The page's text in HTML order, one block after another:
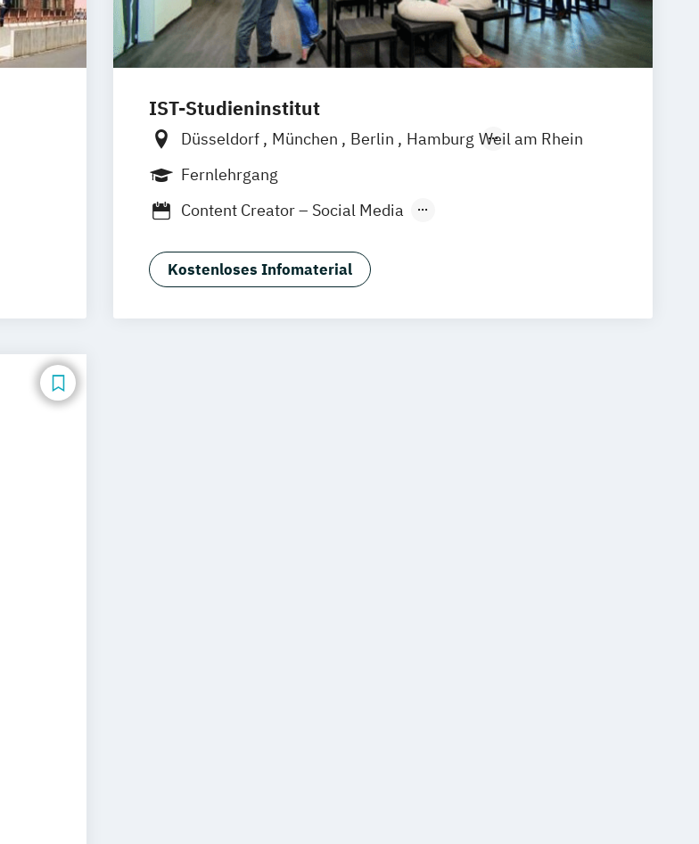
IST-Studieninstitut
Düsseldorf München Berlin Hamburg Weil am Rhein
Fernlehrgang
Content Creator – Social Media
Geprüfte:r Fachwirt:in im E-Commerce (IHK)
Kostenloses Infomaterial